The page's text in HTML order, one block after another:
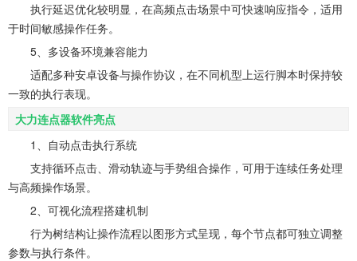
执行延迟优化较明显，在高频点击场景中可快速响应指令，适用
于时间敏感操作任务。
5、多设备环境兼容能力
适配多种安卓设备与操作协议，在不同机型上运行脚本时保持较
一致的执行表现。
大力连点器软件亮点
1、自动点击执行系统
支持循环点击、滑动轨迹与手势组合操作，可用于连续任务处理
与高频操作场景。
2、可视化流程搭建机制
行为树结构让操作流程以图形方式呈现，每个节点都可独立调整
参数与执行条件。